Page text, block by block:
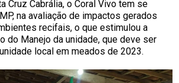
Cruz Cabrália, o Coral Vivo tem se
na avaliação de impactos gerados
recifais, o que estimulou a
do Manejo da unidade, que deve ser
local em meados de 2023.